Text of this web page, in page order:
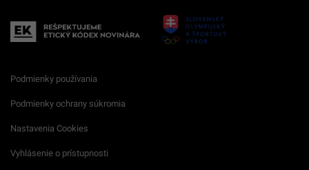
Podmienky používania
Podmienky ochrany súkromia
Nastavenia Cookies
Vyhlásenie o prístupnosti